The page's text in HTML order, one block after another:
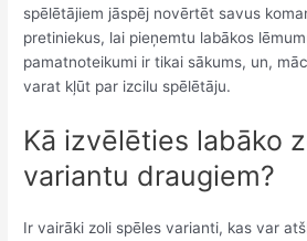
spēlētājiem jāspēj novērtēt savus
pretiniekus, lai pieņemtu labākos
pamatnoteikumi ir tikai sākums, un,
varat kļūt par izcilu spēlētāju.
Kā izvēlēties labāko
variantu draugiem?
Ir vairāki zoli spēles varianti, kas var